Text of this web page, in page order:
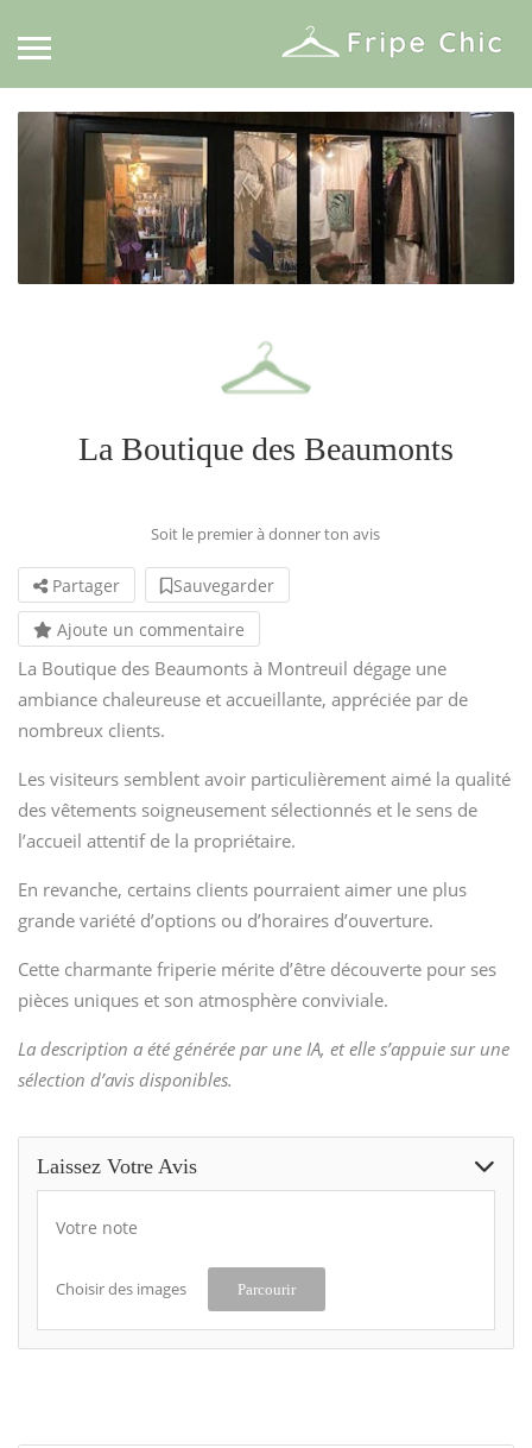
La Boutique des Beaumonts
Soit le premier à donner ton avis
Partager
Sauvegarder
Ajoute un commentaire
La Boutique des Beaumonts à Montreuil dégage une
ambiance chaleureuse et accueillante, appréciée par de
nombreux clients.
Les visiteurs semblent avoir particulièrement aimé la qualité
des vêtements soigneusement sélectionnés et le sens de
l’accueil attentif de la propriétaire.
En revanche, certains clients pourraient aimer une plus
grande variété d’options ou d’horaires d’ouverture.
Cette charmante friperie mérite d’être découverte pour ses
pièces uniques et son atmosphère conviviale.
La description a été générée par une IA, et elle s’appuie sur une
sélection d’avis disponibles.
Laissez Votre Avis
Votre note
Choisir des images Parcourir